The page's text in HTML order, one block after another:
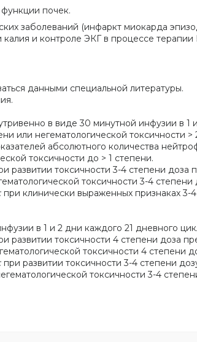
почек.
заболеваний (инфаркт миокарда
и контроле ЭКГ в процессе
данными специальной литературы.
в виде 30 минутной инфузии в
или негематологической
абсолютного количества
токсичности до > 1 степени.
развитии токсичности 3-4 степени
токсичности 3-4
при клинически выраженных признаках
в 1 и 2 дни каждого 21 дневного
развитии токсичности 4 степени доза
токсичности 4 степени
при развитии токсичности 3-4 степени
токсичности 3-4